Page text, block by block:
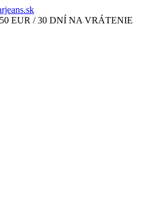
EUR / 30 DNÍ NA VRÁTENIE